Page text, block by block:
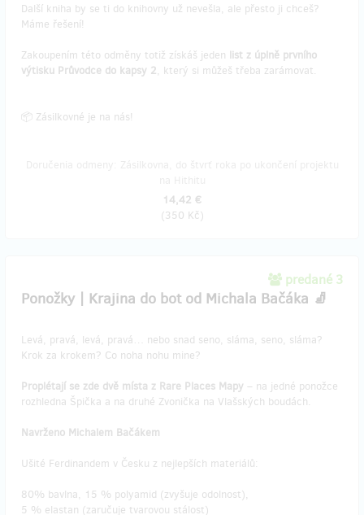
Další kniha by se ti do knihovny už nevešla, ale přesto ji chceš?
Máme řešení!
Zakoupením této odměny totiž získáš jeden list z úplně prvního
výtisku Průvodce do kapsy 2, který si můžeš třeba zarámovat.
📦 Zásilkovné je na nás!
14,42 €
(350 Kč)
predané 3
Ponožky | Krajina do bot od Michala Bačáka 🧦
Levá, pravá, levá, pravá… nebo snad seno, sláma, seno, sláma?
Krok za krokem? Co noha nohu mine?
Proplétají se zde dvě místa z Rare Places Mapy – na jedné ponožce
rozhledna Špička a na druhé Zvonička na Vlašských boudách.
Navrženo Michalem Bačákem
Ušité Ferdinandem v Česku z nejlepších materiálů:
80% bavlna, 15 % polyamid (zvyšuje odolnost),
5 % elastan (zaručuje tvarovou stálost)